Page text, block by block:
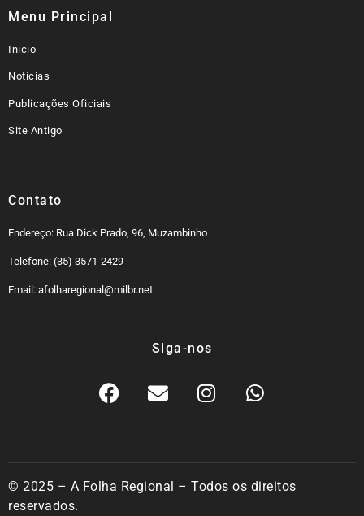
Menu Principal
Inicio
Notícias
Publicações Oficiais
Site Antigo
Contato
Endereço: Rua Dick Prado, 96, Muzambinho
Telefone: (35) 3571-2429
Email: afolharegional@milbr.net
Siga-nos
© 2025 – A Folha Regional – Todos os direitos
reservados.